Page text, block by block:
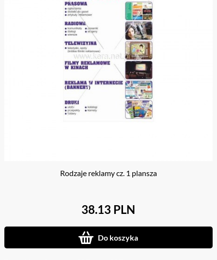
Rodzaje reklamy cz. 1 plansza
38.13 PLN
Do koszyka